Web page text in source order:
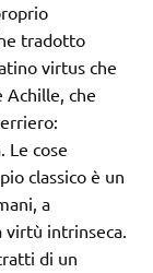
tradotto
virtus che
Achille, che
Le cose
classico è un
a
virtù intrinseca.
di un